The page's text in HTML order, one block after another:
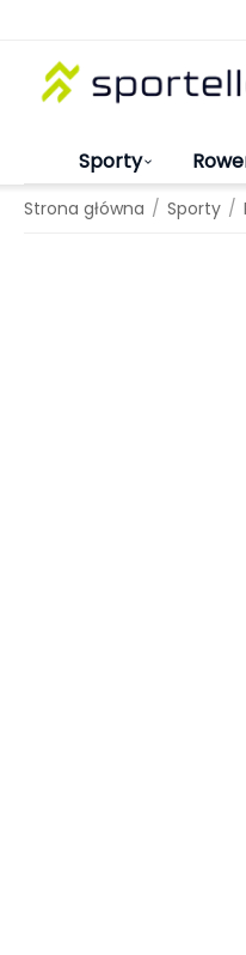
Sporty
Strona główna / Sporty /